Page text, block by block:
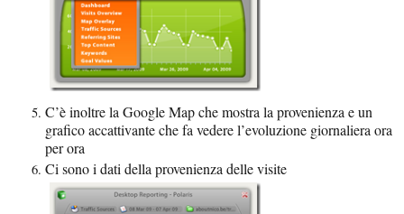
C’è inoltre la Google Map che mostra la provenienza e un
grafico accattivante che fa vedere l’evoluzione giornaliera ora
per ora
Ci sono i dati della provenienza delle visite